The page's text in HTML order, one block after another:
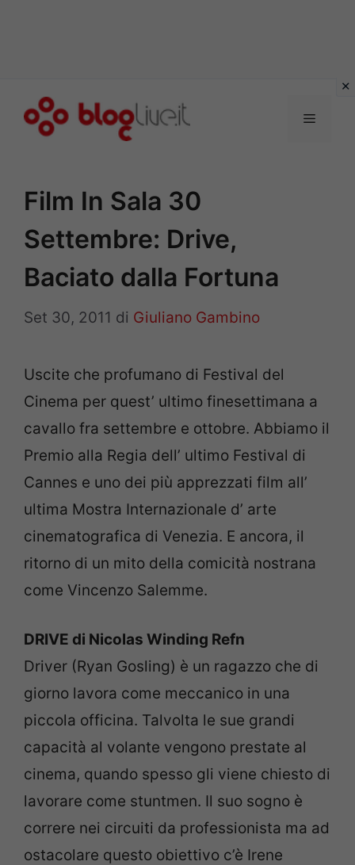
Menu
Film In Sala 30
Settembre: Drive,
Baciato dalla Fortuna
Set 30, 2011 di Giuliano Gambino
Uscite che profumano di Festival del
Cinema per quest’ ultimo finesettimana a
cavallo fra settembre e ottobre. Abbiamo il
Premio alla Regia dell’ ultimo Festival di
Cannes e uno dei più apprezzati film all’
ultima Mostra Internazionale d’ arte
cinematografica di Venezia. E ancora, il
ritorno di un mito della comicità nostrana
come Vincenzo Salemme.
DRIVE di Nicolas Winding Refn
Driver (Ryan Gosling) è un ragazzo che di
giorno lavora come meccanico in una
piccola officina. Talvolta le sue grandi
capacità al volante vengono prestate al
cinema, quando spesso gli viene chiesto di
lavorare come stuntmen. Il suo sogno è
correre nei circuiti da professionista ma ad
ostacolare questo obiettivo c’è Irene